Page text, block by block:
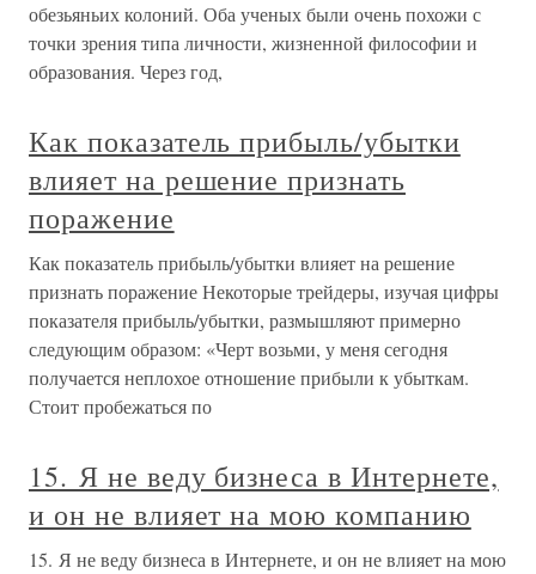
обезьяньих колоний. Оба ученых были очень похожи с
точки зрения типа личности, жизненной философии и
образования. Через год,
Как показатель прибыль/убытки
влияет на решение признать
поражение
Как показатель прибыль/убытки влияет на решение
признать поражение Некоторые трейдеры, изучая цифры
показателя прибыль/убытки, размышляют примерно
следующим образом: «Черт возьми, у меня сегодня
получается неплохое отношение прибыли к убыткам.
Стоит пробежаться по
15. Я не веду бизнеса в Интернете,
и он не влияет на мою компанию
15. Я не веду бизнеса в Интернете, и он не влияет на мою